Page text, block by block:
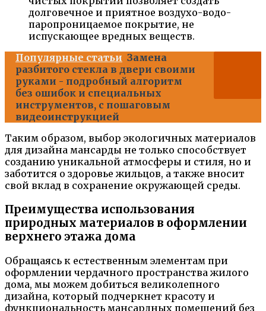
долговечное и приятное воздухо-водо-
паропроницаемое покрытие, не
испускающее вредных веществ.
Популярные статьи Замена
разбитого стекла в двери своими
руками - подробный алгоритм
без ошибок и специальных
инструментов, с пошаговым
видеоинструкцией
Таким образом, выбор экологичных материалов
для дизайна мансарды не только способствует
созданию уникальной атмосферы и стиля, но и
заботится о здоровье жильцов, а также вносит
свой вклад в сохранение окружающей среды.
Преимущества использования
природных материалов в оформлении
верхнего этажа дома
Обращаясь к естественным элементам при
оформлении чердачного пространства жилого
дома, мы можем добиться великолепного
дизайна, который подчеркнет красоту и
функциональность мансардных помещений без